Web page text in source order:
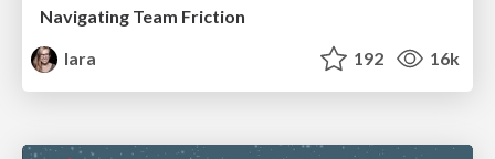
Navigating Team Friction
lara
192 16k